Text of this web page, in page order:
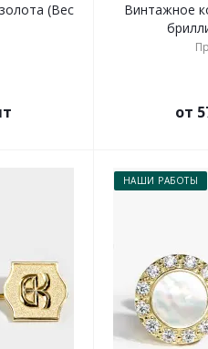
(Вес
Винтажное
от
НАШИ РАБОТЫ